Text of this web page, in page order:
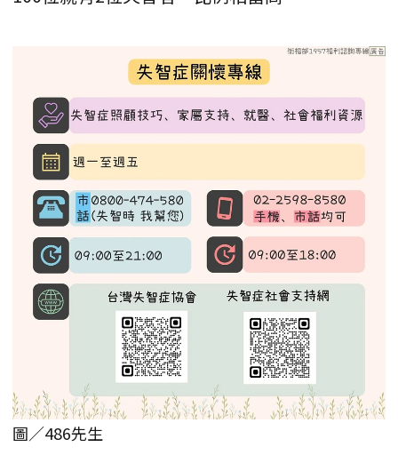
圖／486先生